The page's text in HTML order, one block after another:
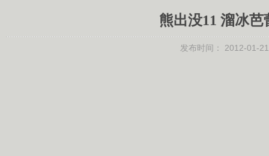
熊出没11 溜冰芭
发布时间： 2012-01-